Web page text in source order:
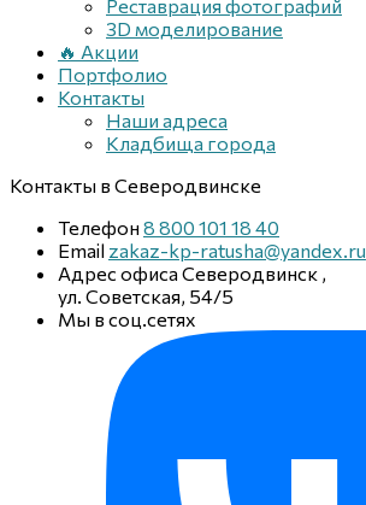
Реставрация фотографий
3D моделирование
🔥 Акции
Портфолио
Контакты
Наши адреса
Кладбища города
Контакты в Северодвинске
Телефон 8 800 101 18 40
Email zakaz-kp-ratusha@yandex.ru
Адрес офиса Северодвинск ,
ул. Советская, 54/5
Мы в соц.сетях